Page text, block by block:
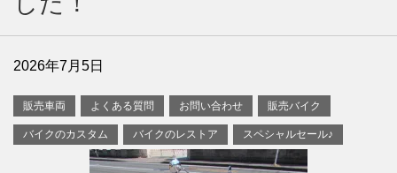
2026年7月5日
販売車両 よくある質問 お問い合わせ 販売バイク
バイクのカスタム バイクのレストア スペシャルセール♪